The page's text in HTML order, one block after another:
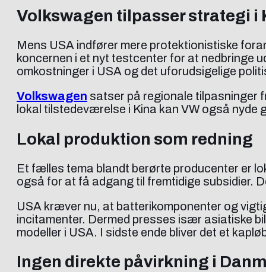
Volkswagen tilpasser strategi i
Mens USA indfører mere protektionistiske
koncernen i et nyt testcenter for at nedbringe
omkostninger i USA og det uforudsigelige
Volkswagen satser på regionale tilpasninger
lokal tilstedeværelse i Kina kan VW også
Lokal produktion som redning
Et fælles tema blandt berørte producenter er
også for at få adgang til fremtidige subsidier.
USA kræver nu, at batterikomponenter og
incitamenter. Dermed presses især asiatiske
modeller i USA. I sidste ende bliver det et
Ingen direkte påvirkning i